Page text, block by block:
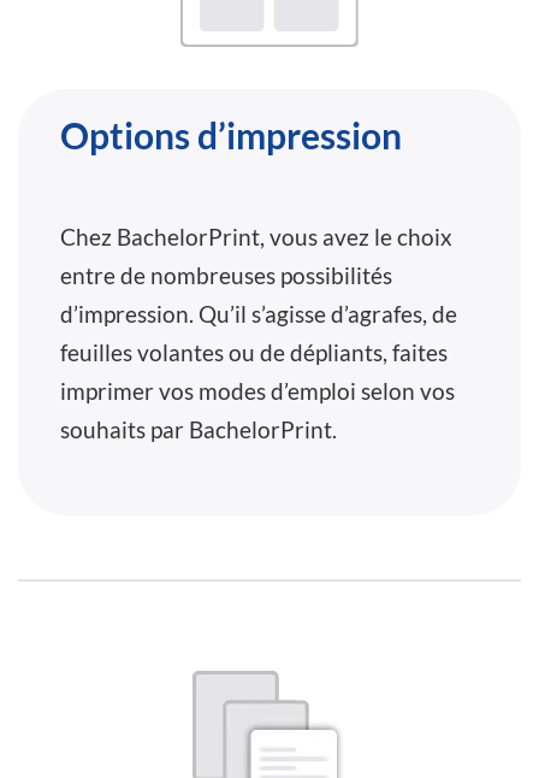
Options d’impression
Chez BachelorPrint, vous avez le choix
entre de nombreuses possibilités
d’impression. Qu’il s’agisse d’agrafes, de
feuilles volantes ou de dépliants, faites
imprimer vos modes d’emploi selon vos
souhaits par BachelorPrint.